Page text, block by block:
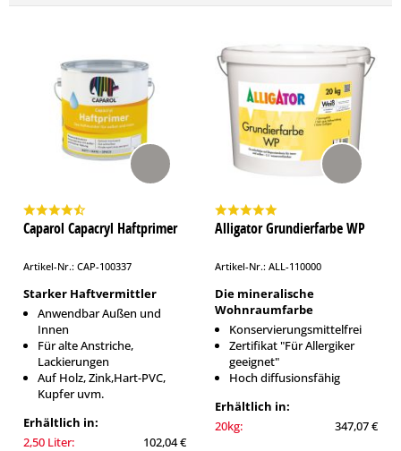
Caparol Capacryl Haftprimer
Artikel-Nr.: CAP-100337
Starker Haftvermittler
Anwendbar Außen und
Innen
Für alte Anstriche,
Lackierungen
Auf Holz, Zink,Hart-PVC,
Kupfer uvm.
Erhältlich in:
2,50 Liter:
102,04 €
Alligator Grundierfarbe WP
Artikel-Nr.: ALL-110000
Die mineralische
Wohnraumfarbe
Konservierungsmittelfrei
Zertifikat "Für Allergiker
geeignet"
Hoch diffusionsfähig
Erhältlich in:
20kg:
347,07 €